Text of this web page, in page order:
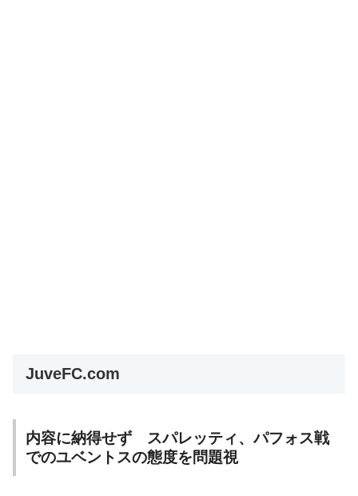
JuveFC.com
内容に納得せず スパレッティ、パフォス戦
でのユベントスの態度を問題視